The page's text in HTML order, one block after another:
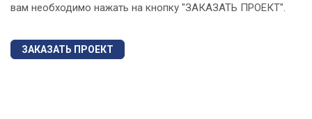
вам необходимо нажать на кнопку "ЗАКАЗАТЬ ПРОЕКТ".
ЗАКАЗАТЬ ПРОЕКТ